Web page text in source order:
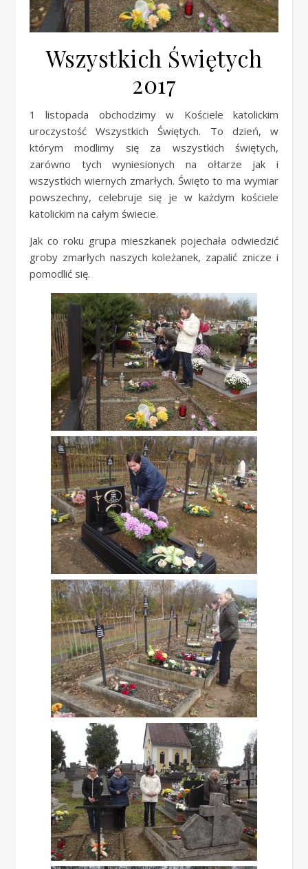
Wszystkich Świętych
2017
1 listopada obchodzimy w Kościele katolickim
uroczystość Wszystkich Świętych. To dzień, w
którym modlimy się za wszystkich świętych,
zarówno tych wyniesionych na ołtarze jak i
wszystkich wiernych zmarłych. Święto to ma wymiar
powszechny, celebruje się je w każdym kościele
katolickim na całym świecie.
Jak co roku grupa mieszkanek pojechała odwiedzić
groby zmarłych naszych koleżanek, zapalić znicze i
pomodlić się.